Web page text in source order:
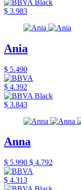
$ 3.983
Ania
$ 5.490
$ 4.392
$ 3.843
Anna
$ 5.990 $ 4.792
$ 4.313